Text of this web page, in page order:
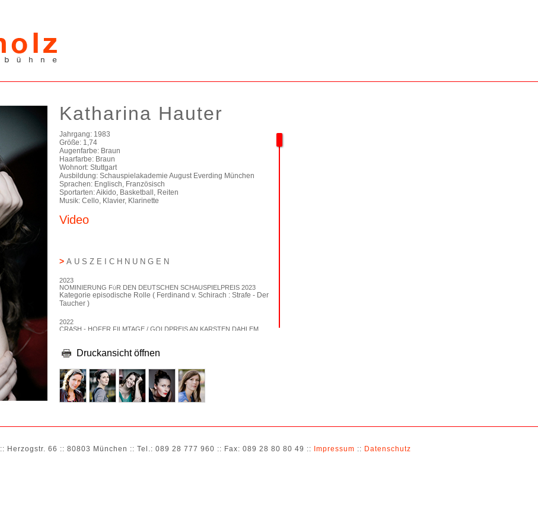
Katharina Hauter
Jahrgang: 1983
Größe: 1,74
Augenfarbe: Braun
Haarfarbe: Braun
Wohnort: Stuttgart
Ausbildung: Schauspielakademie August Everding München
Sprachen: Englisch, Französisch
Sportarten: Aikido, Basketball, Reiten
Musik: Cello, Klavier, Klarinette
Video
> AUSZEICHNUNGEN
2023
NOMINIERUNG FüR DEN DEUTSCHEN SCHAUSPIELPREIS 2023
Kategorie episodische Rolle ( Ferdinand v. Schirach : Strafe - Der
Taucher )
2022
CRASH - HOFER FILMTAGE / GOLDPREIS AN KARSTEN DAHLEM
2022
Beste Darstellerin in bester Serie: Strafe - Der Taucher
2015
DEUTSCHER SCHAUSPIELERPREIS KATEGORIE "BESTES
ENSEMBLE"
2014
Beste Darstellerin, "Ein Geschenk der Götter"
Druckansicht öffnen
:: Herzogstr. 66 :: 80803 München :: Tel.: 089 28 777 960 :: Fax: 089 28 80 80 49 :: Impressum :: Datenschutz